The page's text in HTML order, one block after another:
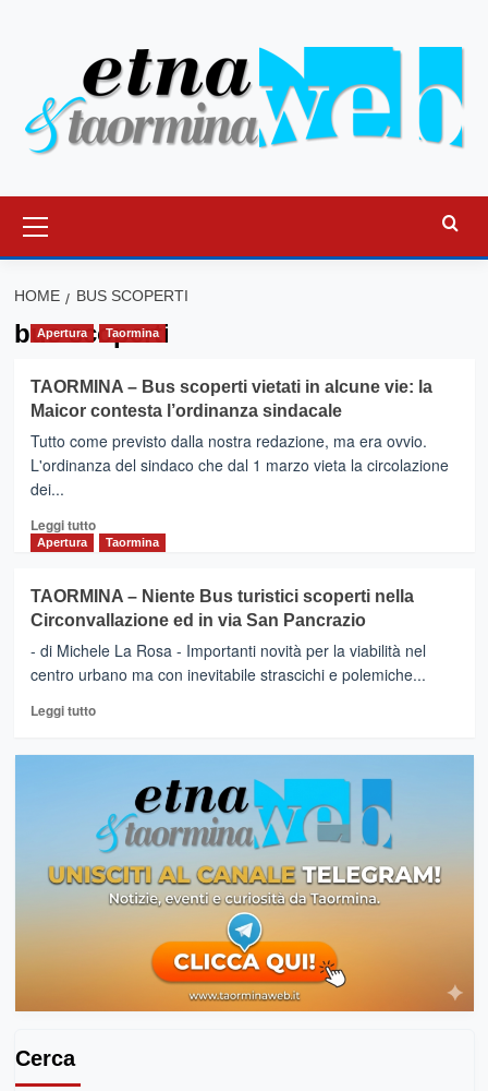
principale
HOME BUS SCOPERTI
bus scoperti
Apertura Taormina
TAORMINA – Bus scoperti vietati in alcune vie: la
Maicor contesta l’ordinanza sindacale
Tutto come previsto dalla nostra redazione, ma era ovvio.
L'ordinanza del sindaco che dal 1 marzo vieta la circolazione
dei...
Leggi tuttoLeggi
TAORMINA
–
Bus
scoperti
vietati
in
contesta
l’ordinanza
sindacale
Apertura Taormina
TAORMINA – Niente Bus turistici scoperti nella
Circonvallazione ed in via San Pancrazio
- di Michele La Rosa - Importanti novità per la viabilità nel
centro urbano ma con inevitabile strascichi e polemiche...
Leggi tuttoLeggi
TAORMINA
Niente
Bus
turistici
scoperti
San
Cerca